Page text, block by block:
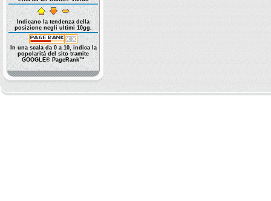
Indicano la tendenza della
posizione negli ultimi 10gg.
In una scala da 0 a 10, indica la
popolarità del sito tramite
GOOGLE® PageRank™